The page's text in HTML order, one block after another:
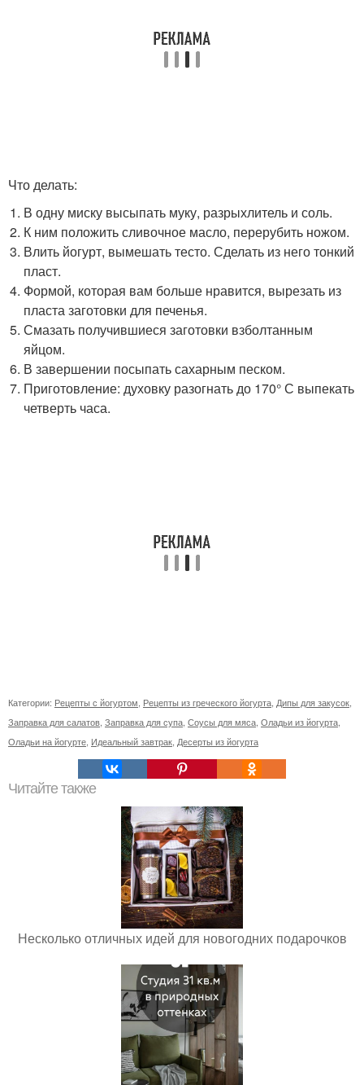
Что делать:
В одну миску высыпать муку, разрыхлитель и соль.
К ним положить сливочное масло, перерубить ножом.
Влить йогурт, вымешать тесто. Сделать из него тонкий
пласт.
Формой, которая вам больше нравится, вырезать из
пласта заготовки для печенья.
Смазать получившиеся заготовки взболтанным
яйцом.
В завершении посыпать сахарным песком.
Приготовление: духовку разогнать до 170° С выпекать
четверть часа.
Категории: Рецепты с йогуртом Рецепты из греческого йогурта Дипы для закусок
Заправка для салатов Заправка для супа Соусы для мяса Оладьи из йогурта
Оладьи на йогурте Идеальный завтрак Десерты из йогурта
Читайте также
Несколько отличных идей для новогодних подарочков